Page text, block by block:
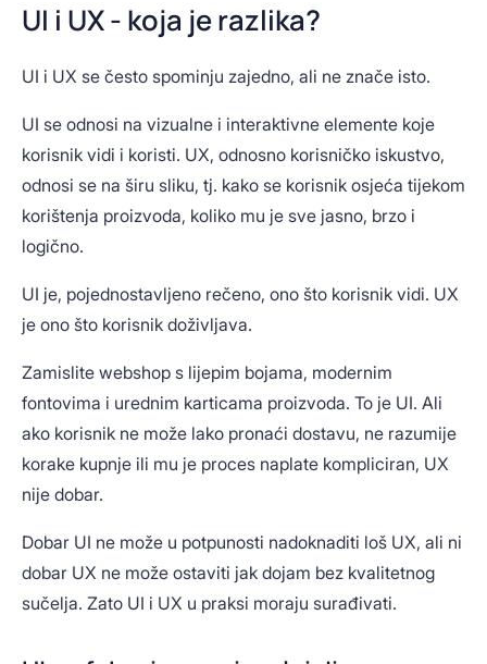
UI i UX - koja je razlika?
UI i UX se često spominju zajedno, ali ne znače isto.
UI se odnosi na vizualne i interaktivne elemente koje
korisnik vidi i koristi. UX, odnosno korisničko iskustvo,
odnosi se na širu sliku, tj. kako se korisnik osjeća tijekom
korištenja proizvoda, koliko mu je sve jasno, brzo i
logično.
UI je, pojednostavljeno rečeno, ono što korisnik vidi. UX
je ono što korisnik doživljava.
Zamislite webshop s lijepim bojama, modernim
fontovima i urednim karticama proizvoda. To je UI. Ali
ako korisnik ne može lako pronaći dostavu, ne razumije
korake kupnje ili mu je proces naplate kompliciran, UX
nije dobar.
Dobar UI ne može u potpunosti nadoknaditi loš UX, ali ni
dobar UX ne može ostaviti jak dojam bez kvalitetnog
sučelja. Zato UI i UX u praksi moraju surađivati.